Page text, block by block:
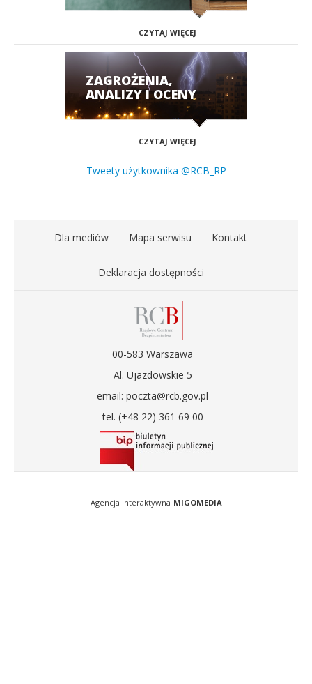
CZYTAJ WIĘCEJ
ZAGROŻENIA,
ANALIZY I OCENY
CZYTAJ WIĘCEJ
Tweety użytkownika @RCB_RP
Dla mediów Mapa serwisu Kontakt
Deklaracja dostępności
00-583 Warszawa
Al. Ujazdowskie 5
email: poczta@rcb.gov.pl
tel. (+48 22) 361 69 00
Agencja Interaktywna MIGOMEDIA